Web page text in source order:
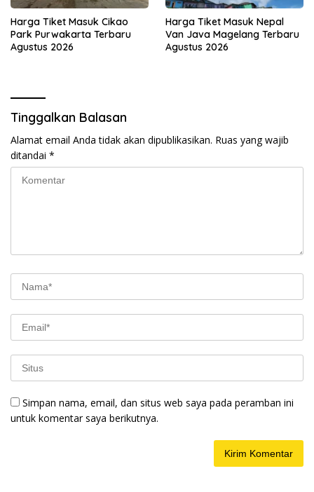
Harga Tiket Masuk Cikao
Park Purwakarta Terbaru
Agustus 2026
Harga Tiket Masuk Nepal
Van Java Magelang Terbaru
Agustus 2026
Tinggalkan Balasan
Alamat email Anda tidak akan dipublikasikan. Ruas yang wajib
ditandai *
Simpan nama, email, dan situs web saya pada peramban ini
untuk komentar saya berikutnya.